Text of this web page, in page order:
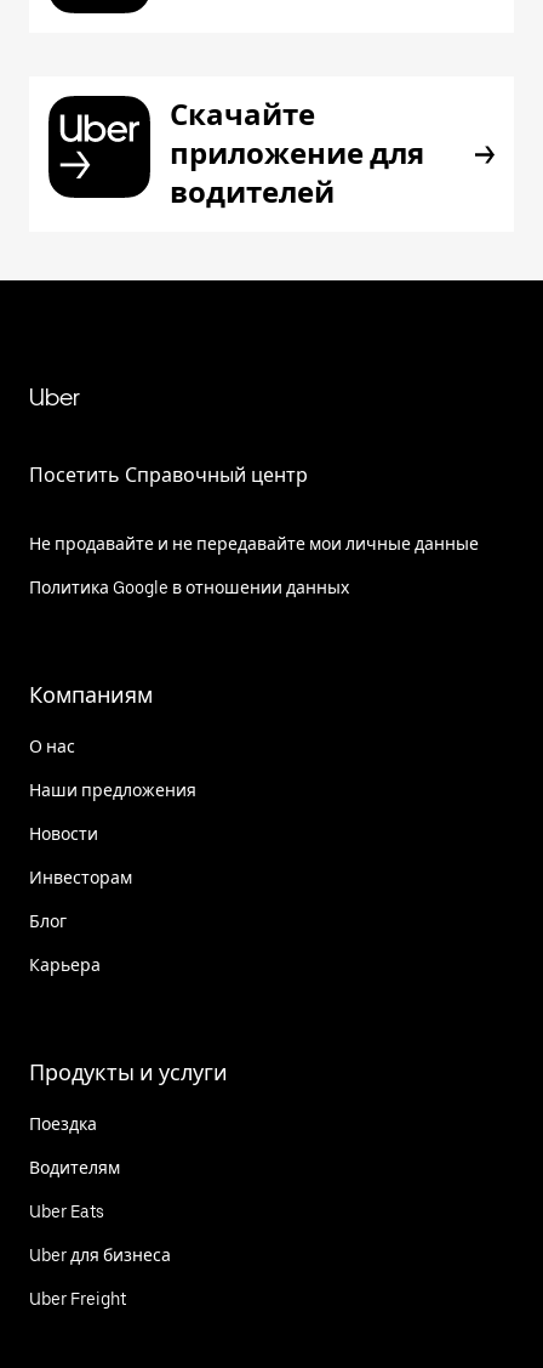
Скачайте
приложение для
водителей
Uber
Посетить Справочный центр
Не продавайте и не передавайте мои личные данные
Политика Google в отношении данных
Компаниям
О нас
Наши предложения
Новости
Инвесторам
Блог
Карьера
Продукты и услуги
Поездка
Водителям
Uber Eats
Uber для бизнеса
Uber Freight